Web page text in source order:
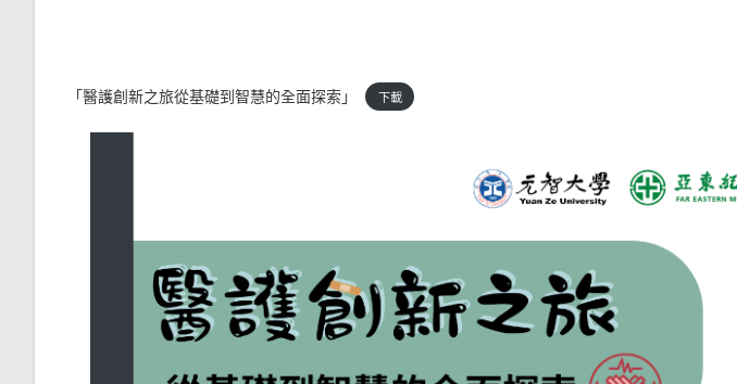
「醫護創新之旅從基礎到智慧的全面探索」 下載